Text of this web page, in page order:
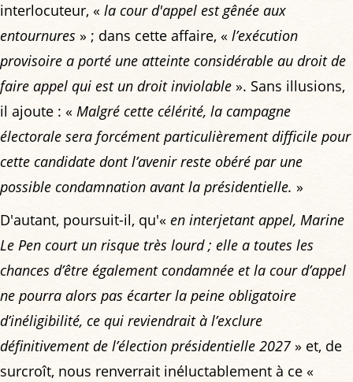
interlocuteur, « la cour d'appel est gênée aux
entournures » ; dans cette affaire, « l’exécution
provisoire a porté une atteinte considérable au droit de
faire appel qui est un droit inviolable ». Sans illusions,
il ajoute : « Malgré cette célérité, la campagne
électorale sera forcément particulièrement difficile pour
cette candidate dont l’avenir reste obéré par une
possible condamnation avant la présidentielle. »
D'autant, poursuit-il, qu'« en interjetant appel, Marine
Le Pen court un risque très lourd ; elle a toutes les
chances d’être également condamnée et la cour d’appel
ne pourra alors pas écarter la peine obligatoire
d’inéligibilité, ce qui reviendrait à l’exclure
définitivement de l’élection présidentielle 2027 » et, de
surcroît, nous renverrait inéluctablement à ce «